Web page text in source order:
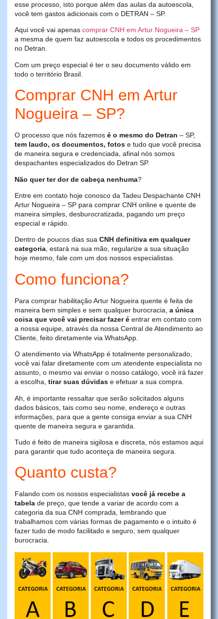
esse processo, isto porque além das aulas da autoescola,
você tem gastos adicionais com o DETRAN – SP.
Aqui você vai apenas comprar CNH em Artur Nogueira – SP
a mesma de quem faz autoescola e todos os procedimentos
no Detran.
Com um preço especial é ter o seu documento válido em
todo o território Brasil.
Comprar CNH em Artur
Nogueira – SP?
O processo que nós fazemos é o mesmo do Detran – SP,
tem laudo, os documentos, fotos e tudo que você precisa
de maneira segura e credenciada, afinal nós somos
despachantes especializados do Detran SP.
Não quer ter dor de cabeça nenhuma?
Entre em contato hoje conosco da Tadeu Despachante CNH
Artur Nogueira – SP para comprar CNH online e quente de
maneira simples, desburocratizada, pagando um preço
especial e rápido.
Dentro de poucos dias sua CNH definitiva em qualquer
categoria, estará na sua mão, regularize a sua situação
hoje mesmo, fale com um dos nossos especialistas.
Como funciona?
Para comprar habilitação Artur Nogueira quente é feita de
maneira bem simples e sem qualquer burocracia, a única
coisa que você vai precisar fazer é entrar em contato com
a nossa equipe, através da nossa Central de Atendimento ao
Cliente, feito diretamente via WhatsApp.
O atendimento via WhatsApp é totalmente personalizado,
você vai falar diretamente com um atendente especialista no
assunto, o mesmo vai enviar o nosso catálogo, você irá fazer
a escolha, tirar suas dúvidas e efetuar a sua compra.
Ah, é importante ressaltar que serão solicitados alguns
dados básicos, tais como seu nome, endereço e outras
informações, para que a gente consiga enviar a sua CNH
quente de maneira segura e garantida.
Tudo é feito de maneira sigilosa e discreta, nós estamos aqui
para garantir que tudo aconteça de maneira segura.
Quanto custa?
Falando com os nossos especialistas você já recebe a
tabela de preço, que tende a variar de acordo com a
categoria da sua CNH comprada, lembrando que
trabalhamos com várias formas de pagamento e o intuito é
fazer tudo de modo facilitado e seguro, sem qualquer
burocracia.